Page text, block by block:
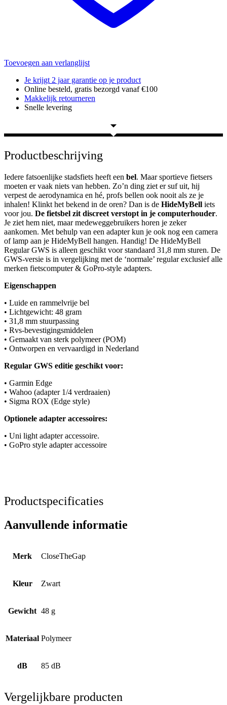
Toevoegen aan verlanglijst
Je krijgt 2 jaar garantie op je product
Online besteld, gratis bezorgd vanaf €100
Makkelijk retourneren
Snelle levering
Productbeschrijving
Iedere fatsoenlijke stadsfiets heeft een bel. Maar sportieve fietsers
moeten er vaak niets van hebben. Zo’n ding ziet er suf uit, hij
verpest de aerodynamica en hé, profs bellen ook nooit als ze je
inhalen! Klinkt het bekend in de oren? Dan is de HideMyBell iets
voor jou. De fietsbel zit discreet verstopt in je computerhouder.
Je ziet hem niet, maar medeweggebruikers horen je zeker
aankomen. Met behulp van een adapter kun je ook nog een camera
of lamp aan je HideMyBell hangen. Handig! De HideMyBell
Regular GWS is alleen geschikt voor standaard 31,8 mm sturen. De
GWS-versie is in vergelijking met de ‘normale’ regular exclusief alle
merken fietscomputer & GoPro-style adapters.
Eigenschappen
• Luide en rammelvrije bel
• Lichtgewicht: 48 gram
• 31,8 mm stuurpassing
• Rvs-bevestigingsmiddelen
• Gemaakt van sterk polymeer (POM)
• Ontworpen en vervaardigd in Nederland
Regular GWS editie geschikt voor:
• Garmin Edge
• Wahoo (adapter 1/4 verdraaien)
• Sigma ROX (Edge style)
Optionele adapter accessoires:
• Uni light adapter accessoire.
• GoPro style adapter accessoire
Productspecificaties
Aanvullende informatie
Merk CloseTheGap
Kleur Zwart
Gewicht 48 g
Materiaal Polymeer
dB 85 dB
Vergelijkbare producten